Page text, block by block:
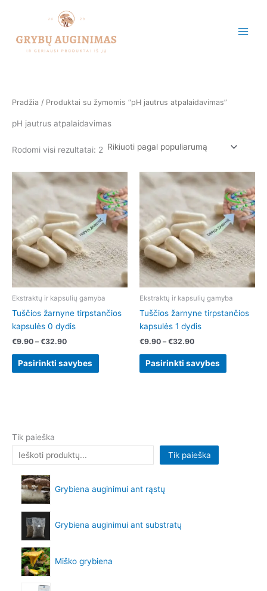
Pradžia / Produktai su žymomis “pH jautrus atpalaidavimas”
pH jautrus atpalaidavimas
Rodomi visi rezultatai: 2
Ekstraktų ir kapsulių gamyba
Tuščios žarnyne tirpstančios
kapsulės 0 dydis
€9.90 – €32.90
Price
range:
€9.90
through
€32.90
Pasirinkti savybes
product
has
multiple
variants.
The
options
may
chosen
on
Ekstraktų ir kapsulių gamyba
Tuščios žarnyne tirpstančios
kapsulės 1 dydis
€9.90 – €32.90
Price
range:
€9.90
through
€32.90
Pasirinkti savybes
product
has
multiple
variants.
The
options
may
chosen
on
Tik paieška
Tik paieška
Grybiena auginimui ant rąstų
Grybiena auginimui ant substratų
Miško grybiena